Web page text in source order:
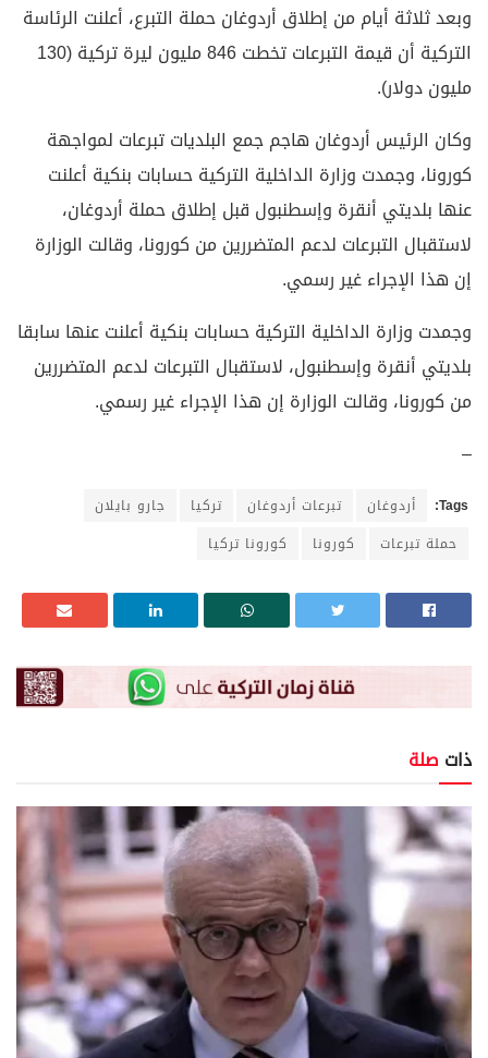
وبعد ثلاثة أيام من إطلاق أردوغان حملة التبرع، أعلنت الرئاسة
التركية أن قيمة التبرعات تخطت 846 مليون ليرة تركية (130
مليون دولار).
وكان الرئيس أردوغان هاجم جمع البلديات تبرعات لمواجهة
كورونا، وجمدت وزارة الداخلية التركية حسابات بنكية أعلنت
عنها بلديتي أنقرة وإسطنبول قبل إطلاق حملة أردوغان،
لاستقبال التبرعات لدعم المتضررين من كورونا، وقالت الوزارة
إن هذا الإجراء غير رسمي.
وجمدت وزارة الداخلية التركية حسابات بنكية أعلنت عنها سابقا
بلديتي أنقرة وإسطنبول، لاستقبال التبرعات لدعم المتضررين
من كورونا، وقالت الوزارة إن هذا الإجراء غير رسمي.
–
Tags: أردوغان تبرعات أردوغان تركيا
جارو بايلان
حملة تبرعات
كورونا كورونا تركيا
ذات صلة